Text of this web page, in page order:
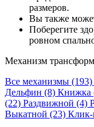
размеров.
Вы также
Поберегите
ровном
Механизм
Все механизмы (193)
Дельфин (8) Книжка
(22) Раздвижной (4)
Выкатной (23) Клик-